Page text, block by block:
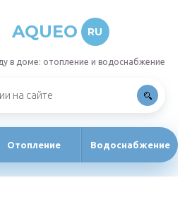
AQUEO RU
в доме: отопление и водоснабжение
Отопление Водоснабжение